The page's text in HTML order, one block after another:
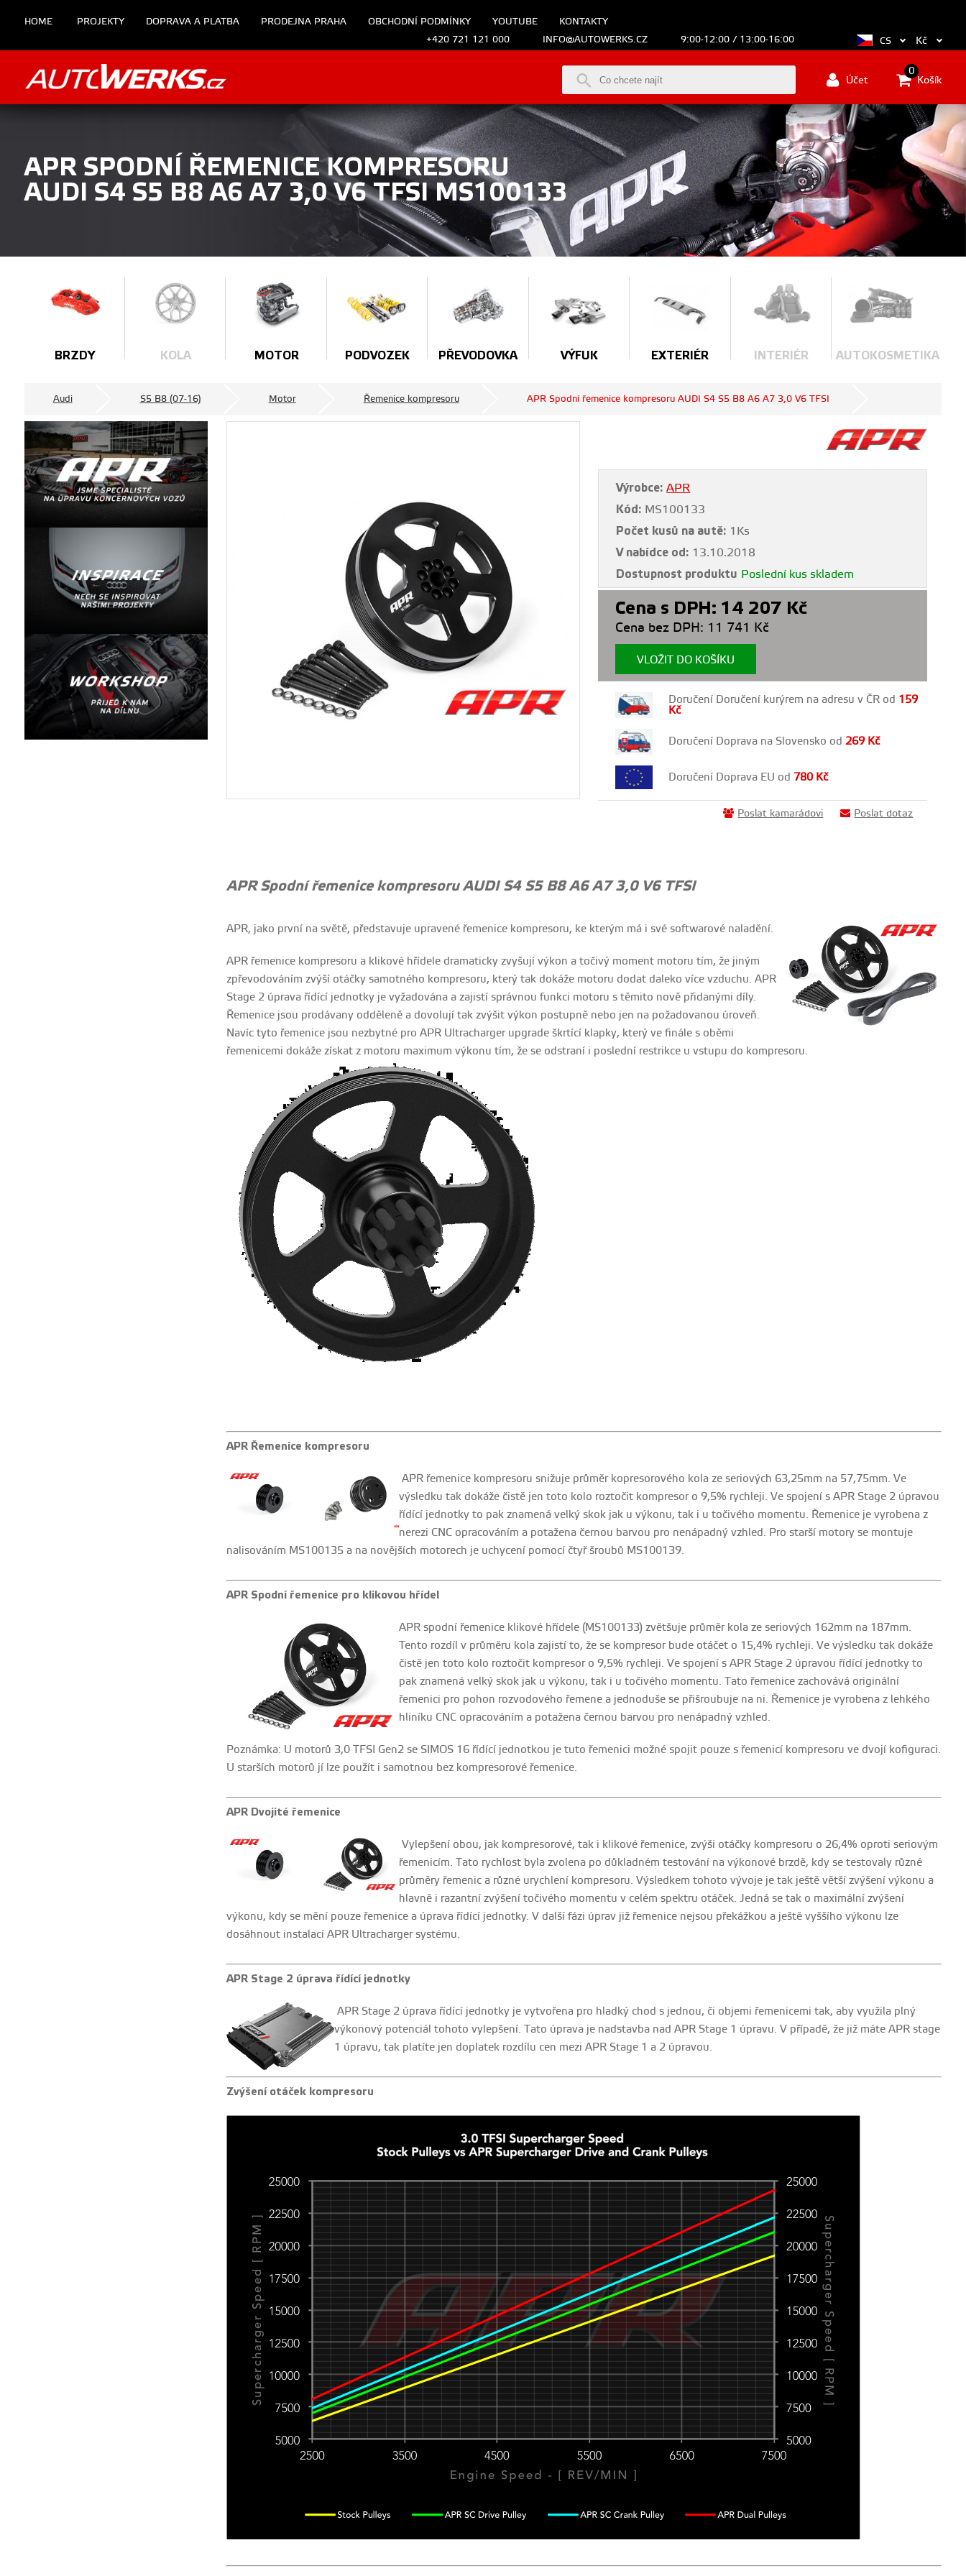
HOME PROJEKTY DOPRAVA A PLATBA PRODEJNA PRAHA OBCHODNÍ PODMÍNKY YOUTUBE
KONTAKTY
+420 721 121 000
INFO@AUTOWERKS.CZ 9:00-12:00 / 13:00-16:00 CS Kč
Účet Košík
0
APR SPODNÍ ŘEMENICE KOMPRESORU
AUDI S4 S5 B8 A6 A7 3,0 V6 TFSI MS100133
BRZDY KOLA MOTOR PODVOZEK PŘEVODOVKA VÝFUK EXTERIÉR INTERIÉR AUTOKOSMETIKA
Audi S5 B8 (07-16) Motor Řemenice kompresoru APR Spodní řemenice kompresoru AUDI S4 S5 B8 A6 A7 3,0 V6 TFSI
Výrobce: APR
Kód: MS100133
Počet kusů na autě: 1Ks
V nabídce od: 13.10.2018
Dostupnost produktu Poslední kus skladem
Cena s DPH: 14 207 Kč
Cena bez DPH: 11 741 Kč
VLOŽIT DO KOŠÍKU
Doručení Doručení kurýrem na adresu v ČR od 159
Kč
Doručení Doprava na Slovensko od269 Kč
Doručení Doprava EU od 780 Kč
Poslat kamarádovi Poslat dotaz
APR Spodní řemenice kompresoru AUDI S4 S5 B8 A6 A7 3,0 V6 TFSI
APR, jako první na světě, představuje upravené řemenice kompresoru, ke kterým má i své softwarové naladění.
APR řemenice kompresoru a klikové hřídele dramaticky zvyšují výkon a točivý moment motoru tím, že jiným
zpřevodováním zvýší otáčky samotného kompresoru, který tak dokáže motoru dodat daleko více vzduchu. APR
Stage 2 úprava řídící jednotky je vyžadována a zajistí správnou funkci motoru s těmito nově přidanými díly.
Řemenice jsou prodávany odděleně a dovolují tak zvýšit výkon postupně nebo jen na požadovanou úroveň.
Navíc tyto řemenice jsou nezbytné pro APR Ultracharger upgrade škrtící klapky, který ve finále s oběmi
řemenicemi dokáže získat z motoru maximum výkonu tím, že se odstraní i poslední restrikce u vstupu do kompresoru.
APR Řemenice kompresoru
APR řemenice kompresoru snižuje průměr kopresorového kola ze seriových 63,25mm na 57,75mm. Ve
výsledku tak dokáže čistě jen toto kolo roztočit kompresor o 9,5% rychleji. Ve spojení s APR Stage 2 úpravou
řídící jednotky to pak znamená velký skok jak u výkonu, tak i u točivého momentu. Řemenice je vyrobena z
nerezi CNC opracováním a potažena černou barvou pro nenápadný vzhled. Pro starší motory se montuje
nalisováním MS100135 a na novějších motorech je uchycení pomocí čtyř šroubů MS100139.
APR Spodní řemenice pro klikovou hřídel
APR spodní řemenice klikové hřídele (MS100133) zvětšuje průměr kola ze seriových 162mm na 187mm.
Tento rozdíl v průměru kola zajistí to, že se kompresor bude otáčet o 15,4% rychleji. Ve výsledku tak dokáže
čistě jen toto kolo roztočit kompresor o 9,5% rychleji. Ve spojení s APR Stage 2 úpravou řídící jednotky to
pak znamená velký skok jak u výkonu, tak i u točivého momentu. Tato řemenice zachovává originální
řemenici pro pohon rozvodového řemene a jednoduše se přišroubuje na ni. Řemenice je vyrobena z lehkého
hliníku CNC opracováním a potažena černou barvou pro nenápadný vzhled.
Poznámka: U motorů 3,0 TFSI Gen2 se SIMOS 16 řídící jednotkou je tuto řemenici možné spojit pouze s řemenicí kompresoru ve dvojí kofiguraci.
U starších motorů jí lze použít i samotnou bez kompresorové řemenice.
APR Dvojité řemenice
Vylepšení obou, jak kompresorové, tak i klikové řemenice, zvýši otáčky kompresoru o 26,4% oproti seriovým
řemenicím. Tato rychlost byla zvolena po důkladném testování na výkonové brzdě, kdy se testovaly různé
průměry řemenic a různé urychlení kompresoru. Výsledkem tohoto vývoje je tak ještě větší zvýšení výkonu a
hlavně i razantní zvýšení točivého momentu v celém spektru otáček. Jedná se tak o maximální zvýšení
výkonu, kdy se mění pouze řemenice a úprava řídící jednotky. V další fázi úprav již řemenice nejsou překážkou a ještě vyššího výkonu lze
dosáhnout instalací APR Ultracharger systému.
APR Stage 2 úprava řídící jednotky
APR Stage 2 úprava řídící jednotky je vytvořena pro hladký chod s jednou, či objemi řemenicemi tak, aby využila plný
výkonový potenciál tohoto vylepšení. Tato úprava je nadstavba nad APR Stage 1 úpravu. V případě, že již máte APR stage
1 úpravu, tak platíte jen doplatek rozdílu cen mezi APR Stage 1 a 2 úpravou.
Zvýšení otáček kompresoru